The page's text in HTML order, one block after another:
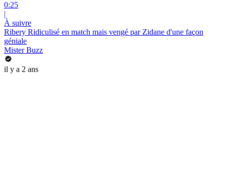
0:25
|
À suivre
Ribery Ridiculisé en match mais vengé par Zidane d'une façon
géniale
Mister Buzz
il y a 2 ans